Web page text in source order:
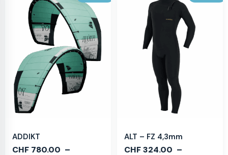
ADDIKT
CHF 780.00 –
ALT – FZ 4,3mm
CHF324.00 –